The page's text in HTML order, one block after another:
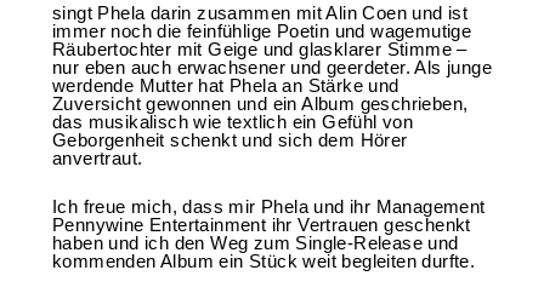
singt Phela darin zusammen mit Alin Coen und ist
immer noch die feinfühlige Poetin und wagemutige
Räubertochter mit Geige und glasklarer Stimme –
nur eben auch erwachsener und geerdeter. Als junge
werdende Mutter hat Phela an Stärke und
Zuversicht gewonnen und ein Album geschrieben,
das musikalisch wie textlich ein Gefühl von
Geborgenheit schenkt und sich dem Hörer
anvertraut.
Ich freue mich, dass mir Phela und ihr Management
Pennywine Entertainment ihr Vertrauen geschenkt
haben und ich den Weg zum Single-Release und
kommenden Album ein Stück weit begleiten durfte.